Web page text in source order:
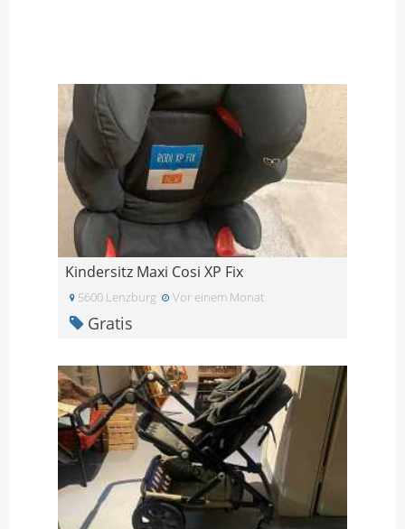
Kindersitz Maxi Cosi XP Fix
5600 Lenzburg Vor einem Monat
Gratis